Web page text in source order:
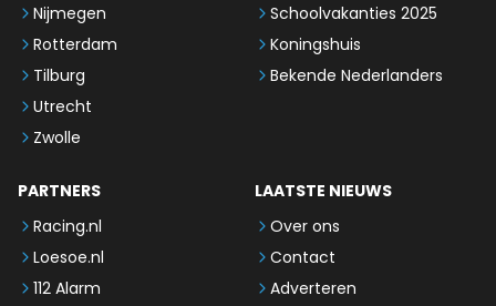
Nijmegen
Rotterdam
Tilburg
Utrecht
Zwolle
Schoolvakanties 2025
Koningshuis
Bekende Nederlanders
PARTNERS
Racing.nl
Loesoe.nl
112 Alarm
LAATSTE NIEUWS
Over ons
Contact
Adverteren